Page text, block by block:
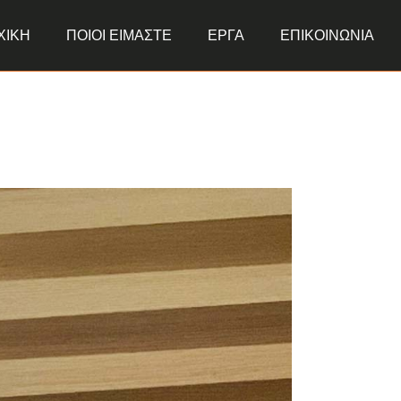
ΠΟΙΟΙ ΕΙΜΑΣΤΕ ΕΡΓΑ ΕΠΙΚΟΙΝΩΝΙΑ